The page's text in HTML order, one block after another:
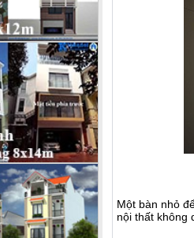
Một bàn nhỏ
nội thất không